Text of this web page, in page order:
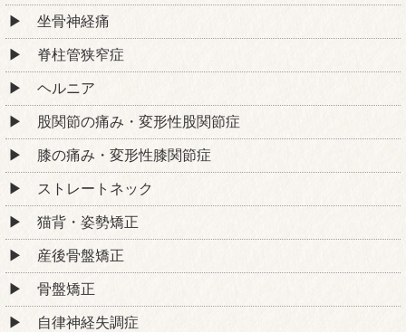
坐骨神経痛
脊柱管狭窄症
ヘルニア
股関節の痛み・変形性股関節症
膝の痛み・変形性膝関節症
ストレートネック
猫背・姿勢矯正
産後骨盤矯正
骨盤矯正
自律神経失調症